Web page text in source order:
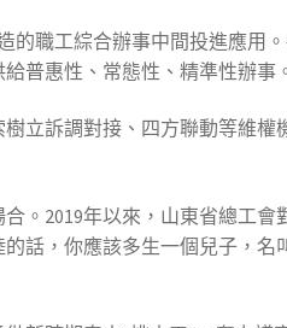
的職工綜合辦事中間投進應用
普惠性、常態性、精準性辦事
立訴調對接、四方聯動等維
。2019年以來，山東省總工
話，你應該多生一個兒子，